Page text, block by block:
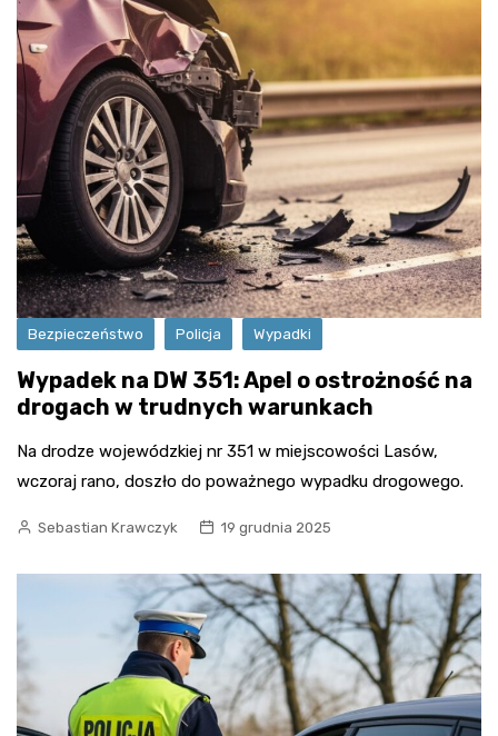
Bezpieczeństwo Policja Wypadki
Wypadek na DW 351: Apel o ostrożność na
drogach w trudnych warunkach
Na drodze wojewódzkiej nr 351 w miejscowości Lasów,
wczoraj rano, doszło do poważnego wypadku drogowego.
Sebastian Krawczyk 19 grudnia 2025